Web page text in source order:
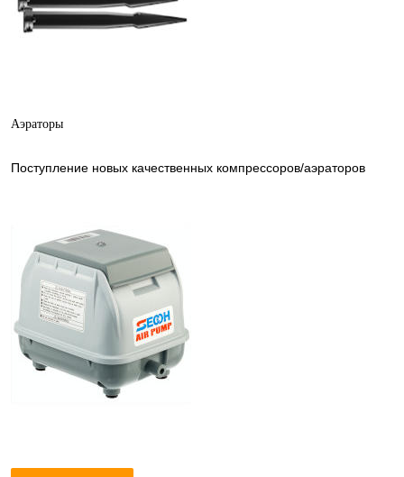
Аэраторы
Поступление новых качественных компрессоров/аэраторов